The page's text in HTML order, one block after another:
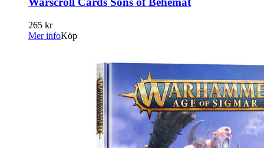
265 kr
Mer infoKöp